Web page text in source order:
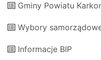
Gminy Powiatu
Wybory
Informacje BIP